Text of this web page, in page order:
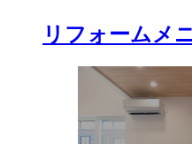
リフォームメ